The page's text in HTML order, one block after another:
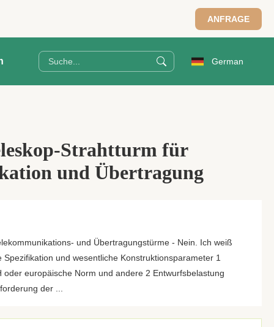
ANFRAGE
German
Strahtturm für
und Übertragung
und Übertragungstürme - Nein. Ich weiß
und wesentliche Konstruktionsparameter 1
oder europäische Norm und andere 2 Entwurfsbelastung
der ...